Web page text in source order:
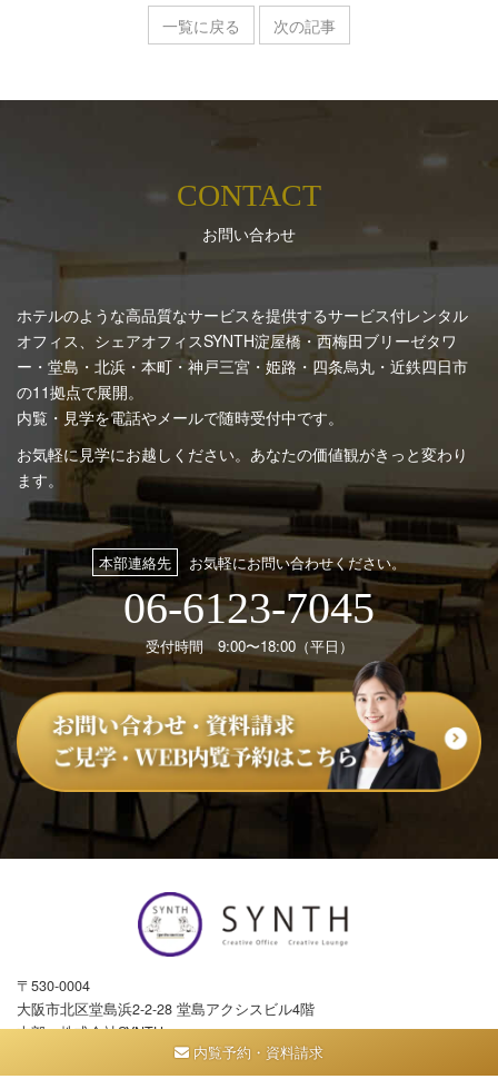
内覧予約・資料請求
一覧に戻る 次の記事
CONTACT
お問い合わせ
ホテルのような高品質なサービスを提供するサービス付レンタル
オフィス、シェアオフィスSYNTH淀屋橋・西梅田ブリーゼタワ
ー・堂島・北浜・本町・神戸三宮・姫路・四条烏丸・近鉄四日市
の11拠点で展開。
内覧・見学を電話やメールで随時受付中です。
お気軽に見学にお越しください。あなたの価値観がきっと変わり
ます。
本部連絡先 お気軽にお問い合わせください。
06-6123-7045
受付時間 9:00〜18:00（平日）
〒530-0004
大阪市北区堂島浜2-2-28 堂島アクシスビル4階
本部：株式会社SYNTH
／ FAX：06-7635-7915